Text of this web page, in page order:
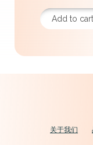
was:
Add to cart
关于我们